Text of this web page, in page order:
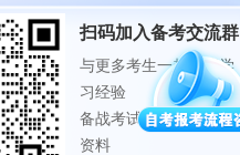
扫码加入备考交流群
与更多考生一起交流学
习经验
备战考试，获取试题及
资料